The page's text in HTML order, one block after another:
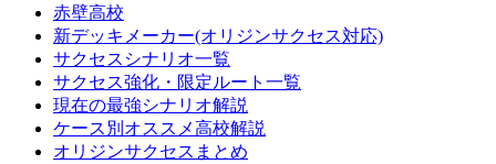
赤壁高校
新デッキメーカー(オリジンサクセス対応)
サクセスシナリオ一覧
サクセス強化・限定ルート一覧
現在の最強シナリオ解説
ケース別オススメ高校解説
オリジンサクセスまとめ